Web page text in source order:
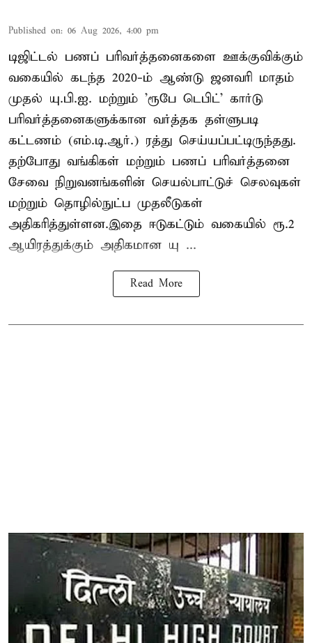
Published on: 06 Aug 2026, 4:00 pm
டிஜிட்டல் பணப் பரிவர்த்தனைகளை ஊக்குவிக்கும்
வகையில் கடந்த 2020-ம் ஆண்டு ஜனவரி மாதம்
முதல் யு.பி.ஐ. மற்றும் 'ரூபே டெபிட்' கார்டு
பரிவர்த்தனைகளுக்கான வர்த்தக தள்ளுபடி
கட்டணம் (எம்.டி.ஆர்.) ரத்து செய்யப்பட்டிருந்தது.
தற்போது வங்கிகள் மற்றும் பணப் பரிவர்த்தனை
சேவை நிறுவனங்களின் செயல்பாட்டுச் செலவுகள்
மற்றும் தொழில்நுட்ப முதலீடுகள்
அதிகரித்துள்ளன.இதை ஈடுகட்டும் வகையில் ரூ.2
ஆயிரத்துக்கும் அதிகமான யு ...
Read More